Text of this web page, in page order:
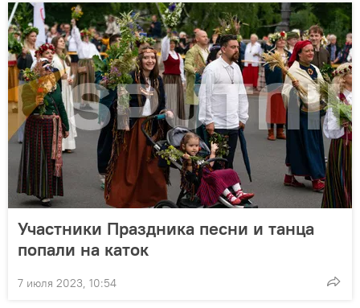
Участники Праздника песни и танца
попали на каток
7 июля 2023, 10:54